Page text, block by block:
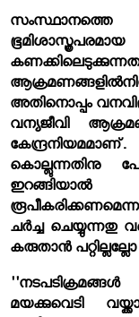
സംസ്ഥാനത്തെ
അതിനൊപ്പം
വന്യജീവി
കൊല്ലുന്നതിനു
ചര്‍ച്ച ചെയ്യുന്നതു
കരുതാന്‍
മയക്കുവെടി